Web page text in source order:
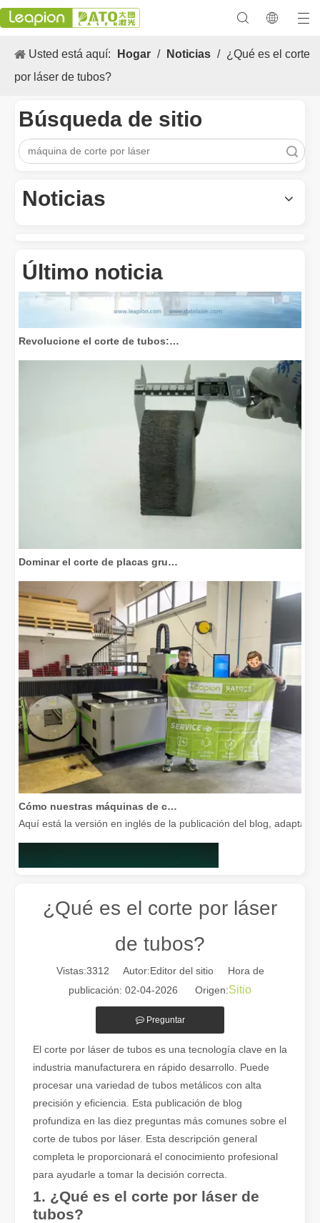
Usted está aquí: Hogar / Noticias / ¿Qué es el corte
por láser de tubos?
Búsqueda de sitio
Noticias
Último noticia
Los versátiles Aplicacion y las características sobresalientes de las máquinas de marcado láser
Las versátiles Aplicacion S y las características sobresalientes
Revolucione el corte de tubos: cómo las máquinas cortadoras de tubos por láser transforman la fabricación
Dominar el corte de placas gruesas: cómo las máquinas de corte por láser de fibra revolucionan la fabricación
Cómo nuestras máquinas de corte por láser están fortaleciendo la fabricación mexicana
Aquí está la versión en inglés de la publicación del blog,
Guía 2026: Cómo las máquinas cortadoras de tubos por láser
¿Qué es el corte por láser
de tubos?
Vistas:3312 Autor:Editor del sitio Hora de
publicación: 02-04-2026 Origen:Sitio
Preguntar
El corte por láser de tubos es una tecnología clave en la
industria manufacturera en rápido desarrollo. Puede
procesar una variedad de tubos metálicos con alta
precisión y eficiencia. Esta publicación de blog
profundiza en las diez preguntas más comunes sobre el
corte de tubos por láser. Esta descripción general
completa le proporcionará el conocimiento profesional
para ayudarle a tomar la decisión correcta.
1. ¿Qué es el corte por láser de
tubos?